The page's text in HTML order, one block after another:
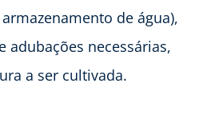
de água),
adubações necessárias,
a ser cultivada.